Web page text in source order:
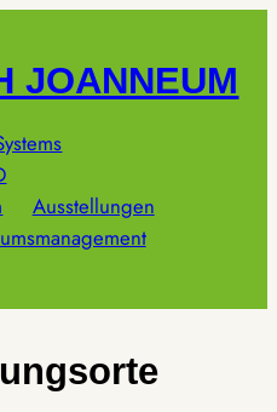
JOANNEUM
Ausstellungen